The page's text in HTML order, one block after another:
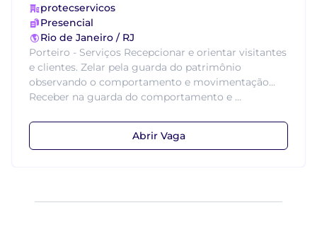
protecservicos
Presencial
Rio de Janeiro / RJ
Porteiro - Serviços Recepcionar e orientar visitantes
e clientes. Zelar pela guarda do patrimônio
observando o comportamento e movimentação...
Receber na guarda do comportamento e ...
Abrir Vaga